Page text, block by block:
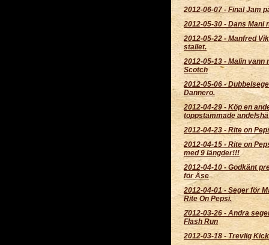
2012-06-07 -Final Jam
2012-05-30 - Dans Mani
2012-05-22- Manfred
stallet.
2012-05-13 - Malin vann
Scotch
2012-05-06 -
Dannero.
2012-04-29 - Köp en
toppstammade
2012-04-23 -Rite on
2012-04-15 -Rite on
med 9 längder!!!
2012-04-10-Godkänt
för Åse
2012-04-01 - Seger för
Rite On Pepsi.
2012-03-26 -Andra
Flash Run
2012-03-18 - Trevlig